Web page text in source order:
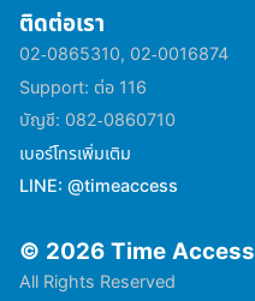
ติดต่อเรา
02-0865310, 02-0016874
Support: ต่อ 116
บัญชี: 082-0860710
เบอร์โทรเพิ่มเติม
LINE: @timeaccess
© 2026 Time Access
All Rights Reserved